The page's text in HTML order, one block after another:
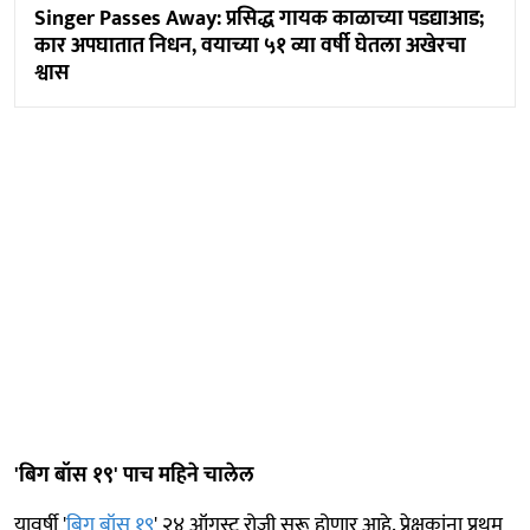
Singer Passes Away: प्रसिद्ध गायक काळाच्या पडद्याआड;
कार अपघातात निधन, वयाच्या ५१ व्या वर्षी घेतला अखेरचा
श्वास
'बिग बॉस १९' पाच महिने चालेल